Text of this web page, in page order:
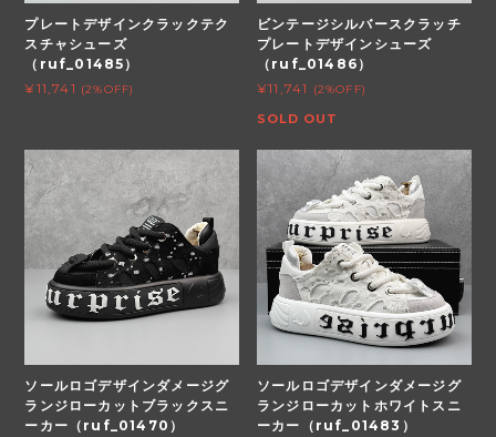
プレートデザインクラックテク
スチャシューズ
（ruf_01485）
¥11,741 (2%OFF)
ビンテージシルバースクラッチ
プレートデザインシューズ
（ruf_01486）
¥11,741
(2%OFF)
SOLD OUT
ソールロゴデザインダメージグ
ランジローカットブラックスニ
ーカー（ruf_01470）
ソールロゴデザインダメージグ
ランジローカットホワイトスニ
ーカー（ruf_01483）